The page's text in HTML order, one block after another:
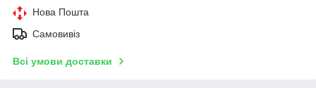
Нова Пошта
Самовивіз
Всі умови доставки